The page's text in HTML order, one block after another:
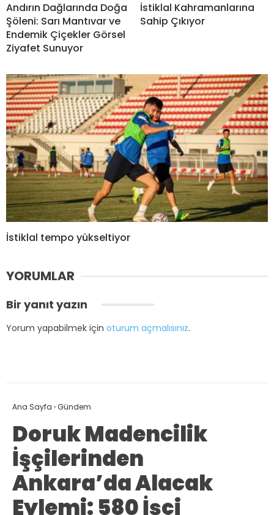
Andırın Dağlarında Doğa
Şöleni: Sarı Mantıvar ve
Endemik Çiçekler Görsel
Ziyafet Sunuyor
İstiklal Kahramanlarına
Sahip Çıkıyor
İstiklal tempo yükseltiyor
YORUMLAR
Bir yanıt yazın
Yorum yapabilmek için oturum açmalısınız.
Ana Sayfa ›Gündem
Doruk Madencilik
İşçilerinden
Ankara’da Alacak
Eylemi: 580 İşçi